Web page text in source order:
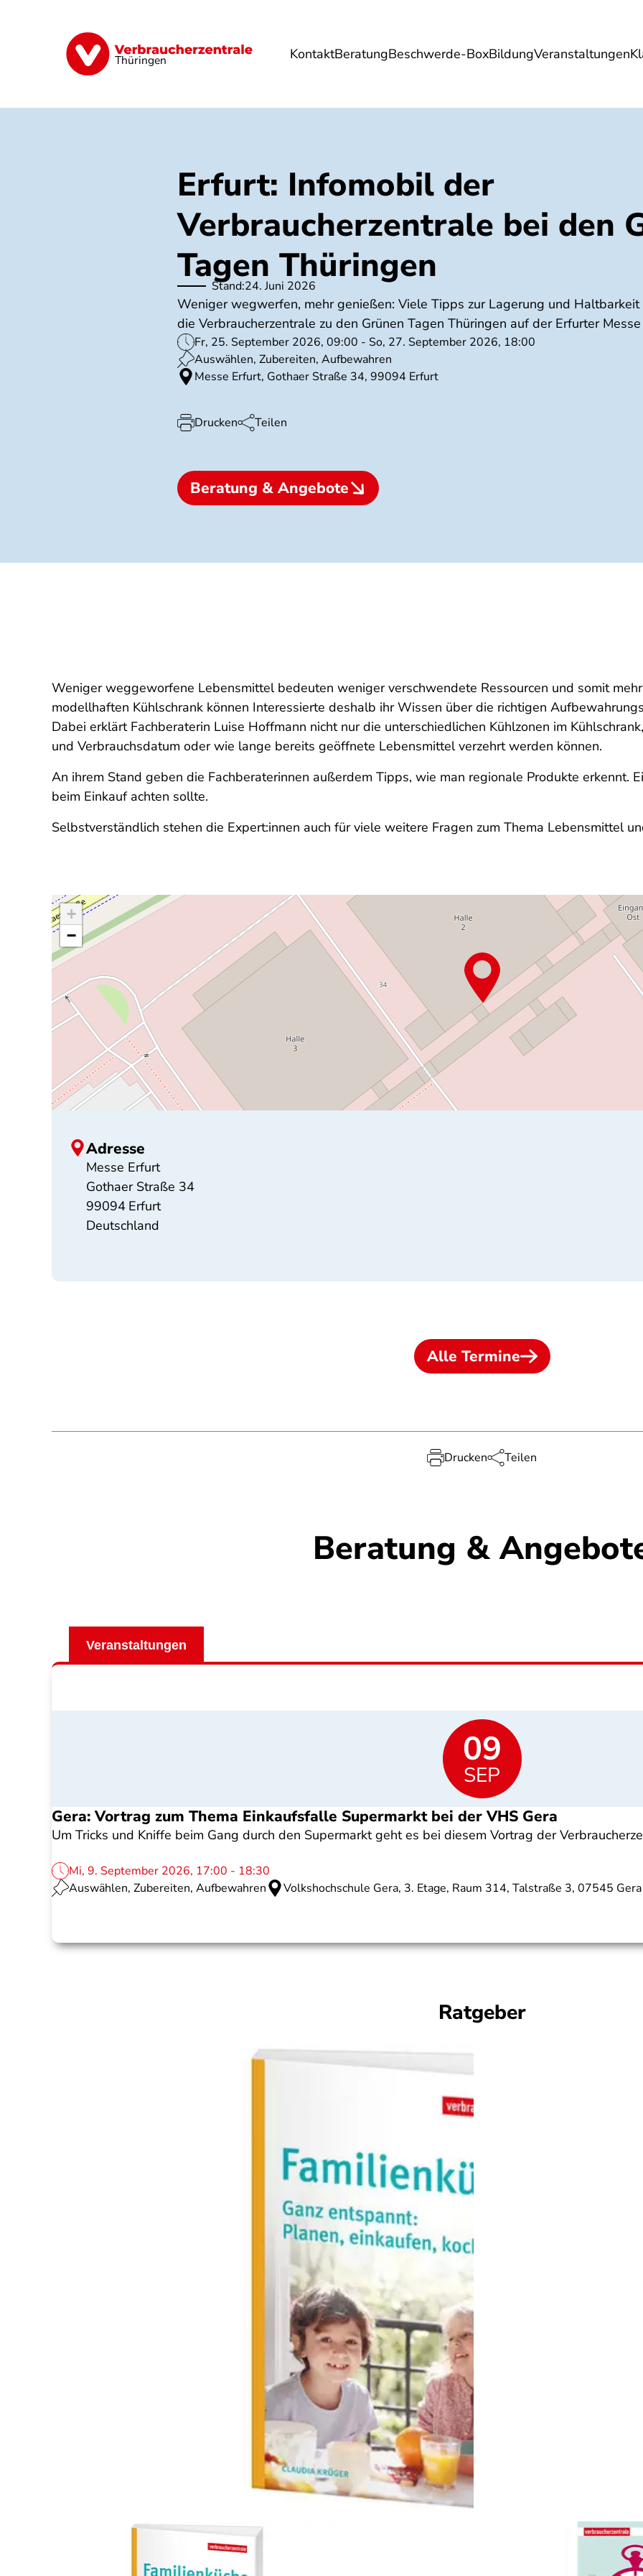
Thüringen KontaktBeratungBeschwerde-BoxBildungVeranstaltungen
Finanzen Digitales Lebensmittel Umwelt Gesundheit Energie
Erfurt: Infomobil der
Verbraucherzentrale bei den
Tagen Thüringen
Stand:24. Juni 2026
Weniger wegwerfen, mehr genießen: Viele Tipps zur Lagerung und
die Verbraucherzentrale zu den Grünen Tagen Thüringen auf der Erfurter
Fr, 25. September 2026, 09:00 - So, 27. September 2026, 18:00
Auswählen, Zubereiten, Aufbewahren
Messe Erfurt, Gothaer Straße 34, 99094 Erfurt
Drucken Teilen
Beratung & Angebote
Weniger weggeworfene Lebensmittel bedeuten weniger verschwendete Ressourcen und somit
modellhaften Kühlschrank können Interessierte deshalb ihr Wissen über die richtigen
Dabei erklärt Fachberaterin Luise Hoffmann nicht nur die unterschiedlichen Kühlzonen im
und Verbrauchsdatum oder wie lange bereits geöffnete Lebensmittel verzehrt werden können.
An ihrem Stand geben die Fachberaterinnen außerdem Tipps, wie man regionale Produkte erkennt.
beim Einkauf achten sollte.
Selbstverständlich stehen die Expert:innen auch für viele weitere Fragen zum Thema Lebensmittel
+
−
Adresse
Messe Erfurt
Gothaer Straße 34
99094 Erfurt
Deutschland
Alle Termine
Drucken Teilen
Beratung &
Veranstaltungen
09
SEP
Gera: Vortrag zum Thema Einkaufsfalle Supermarkt bei der VHS Gera
Um Tricks und Kniffe beim Gang durch den Supermarkt geht es bei diesem Vortrag der
Mi, 9. September 2026, 17:00 - 18:30
Auswählen, Zubereiten, Aufbewahren
Volkshochschule Gera, 3. Etage, Raum 314, Talstraße 3, 07545 Gera
Ratgeber